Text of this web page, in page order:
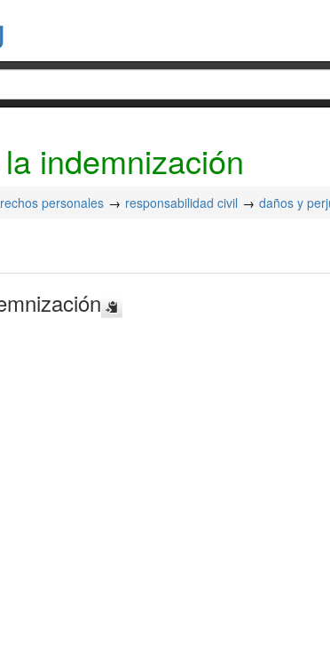
indemnización
personales responsabilidad civil daños y